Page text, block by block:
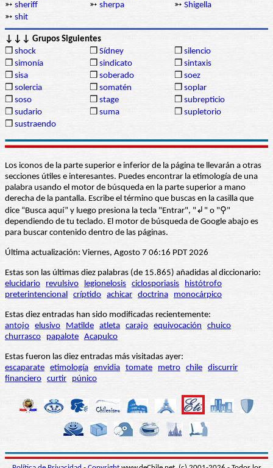
➳ sheriff ➳ sherpa ➳ Shigella
➳ shit
↓↓↓ Grupos Siguientes
❒ shock ❒ Sídney ❒ silencio
❒ simonía ❒ sindicato ❒ sintaxis
❒ sisa ❒ soberado ❒ soez
❒ solercia ❒ somatén ❒ soplar
❒ soso ❒ stage ❒ subrepticio
❒ sudario ❒ suma ❒ supletorio
❒ sustraendo
Los iconos de la parte superior e inferior de la página te llevarán a otras
secciones útiles e interesantes. Puedes encontrar la etimología de una
palabra usando el motor de búsqueda en la parte superior a mano
derecha de la pantalla. Escribe el término que buscas en la casilla que
dice “Busca aquí” y luego presiona la tecla "Entrar", "↲" o "⚲"
dependiendo de tu teclado. El motor de búsqueda de Google abajo es
para buscar contenido dentro de las páginas.
Última actualización: Viernes, Agosto 7 06:16 PDT 2026
Estas son las últimas diez palabras (de 15.865) añadidas al diccionario:
elucidario
revulsivo legionelosis ciclosporiasis
histótrofo
preterintencional críptido achicar doctrina monocárpico
Estas diez entradas han sido modificadas recientemente:
antojo elusivo Matilde atleta carajo equivocación
chuico
churrasco
papalote Acapulco
Estas fueron las diez entradas más visitadas ayer:
escaparate etimología envidia tomate metro chile discurrir
financiero curtir púnico